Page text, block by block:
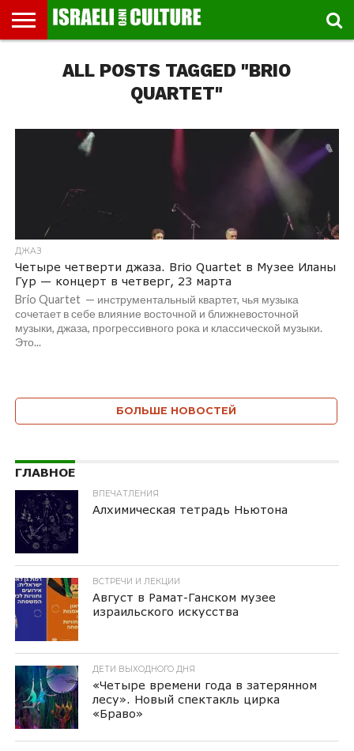
МУЗЕИ
СТРАНА
ФЕСТИВАЛЕЙ
КНИГИ.
ТЕКСТЫ
МУЗЫКА
РЕЛИГИЯ/
ИСТОРИЯ
ДВИЖЕНИЕ
ВЫХОДНОГО
МАРШРУТЫ
ПРОГУЛЬЩИКА
ВИДЕО-
ВПЕЧАТЛЕНИЯ
ВСТРЕЧИ
ИНТЕРВЬЮALL POSTS TAGGED "BRIO
QUARTET"
ДЖАЗ
Четыре четверти джаза. Brio Quartet в Музее Иланы
Гур — концерт в четверг, 23 марта
Brio Quartet — инструментальный квартет, чья музыка
сочетает в себе влияние восточной и ближневосточной
музыки, джаза, прогрессивного рока и классической музыки.
Это...
БОЛЬШЕ НОВОСТЕЙ
ГЛАВНОЕ
ВПЕЧАТЛЕНИЯ
Алхимическая тетрадь Ньютона
ВСТРЕЧИ И ЛЕКЦИИ
Август в Рамат-Ганском музее
израильского искусства
ДЕТИ ВЫХОДНОГО ДНЯ
«Четыре времени года в затерянном
лесу». Новый спектакль цирка
«Браво»